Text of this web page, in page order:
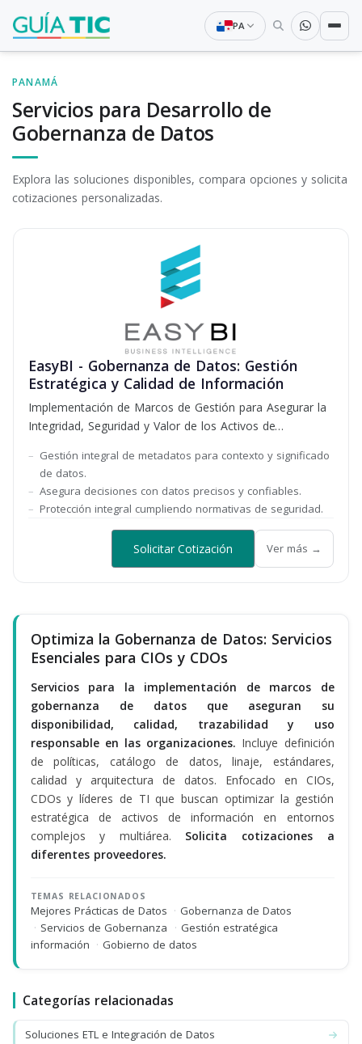
PA
PANAMÁ
Servicios para Desarrollo de
Gobernanza de Datos
Explora las soluciones disponibles, compara opciones y solicita
cotizaciones personalizadas.
EasyBI - Gobernanza de Datos: Gestión
Estratégica y Calidad de Información
Implementación de Marcos de Gestión para Asegurar la
Integridad, Seguridad y Valor de los Activos de
Gestión integral de metadatos para contexto y significado
de datos.
Asegura decisiones con datos precisos y confiables.
Protección integral cumpliendo normativas de seguridad.
Solicitar Cotización Ver más →
Optimiza la Gobernanza de Datos: Servicios
Esenciales para CIOs y CDOs
Servicios para la implementación de marcos de
gobernanza de datos que aseguran su
disponibilidad, calidad, trazabilidad y uso
responsable en las organizaciones. Incluye definición
de políticas, catálogo de datos, linaje, estándares,
calidad y arquitectura de datos. Enfocado en CIOs,
CDOs y líderes de TI que buscan optimizar la gestión
estratégica de activos de información en entornos
complejos y multiárea. Solicita cotizaciones a
diferentes proveedores.
TEMAS RELACIONADOS
Mejores Prácticas de Datos · Gobernanza de Datos
· Servicios de Gobernanza · Gestión estratégica
información · Gobierno de datos
Categorías relacionadas
Soluciones ETL e Integración de Datos